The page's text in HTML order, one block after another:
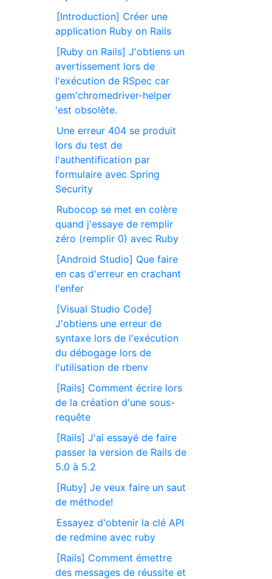
[Introduction] Créer une
application Ruby on Rails
[Ruby on Rails] J'obtiens un
avertissement lors de
l'exécution de RSpec car
gem'chromedriver-helper
'est obsolète.
Une erreur 404 se produit
lors du test de
l'authentification par
formulaire avec Spring
Security
Rubocop se met en colère
quand j'essaye de remplir
zéro (remplir 0) avec Ruby
[Android Studio] Que faire
en cas d'erreur en crachant
l'enfer
[Visual Studio Code]
J'obtiens une erreur de
syntaxe lors de l'exécution
du débogage lors de
l'utilisation de rbenv
[Rails] Comment écrire lors
de la création d'une sous-
requête
[Rails] J'ai essayé de faire
passer la version de Rails de
5.0 à 5.2
[Ruby] Je veux faire un saut
de méthode!
Essayez d'obtenir la clé API
de redmine avec ruby
[Rails] Comment émettre
des messages de réussite et